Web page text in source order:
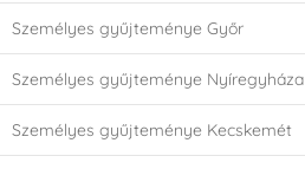
Személyes gyűjteménye Győr
Személyes gyűjteménye Nyíregyháza
Személyes gyűjteménye Kecskemét